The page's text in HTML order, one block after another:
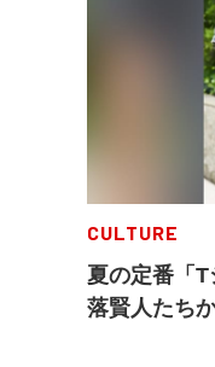
CULTURE
夏の定番「
落賢人たち